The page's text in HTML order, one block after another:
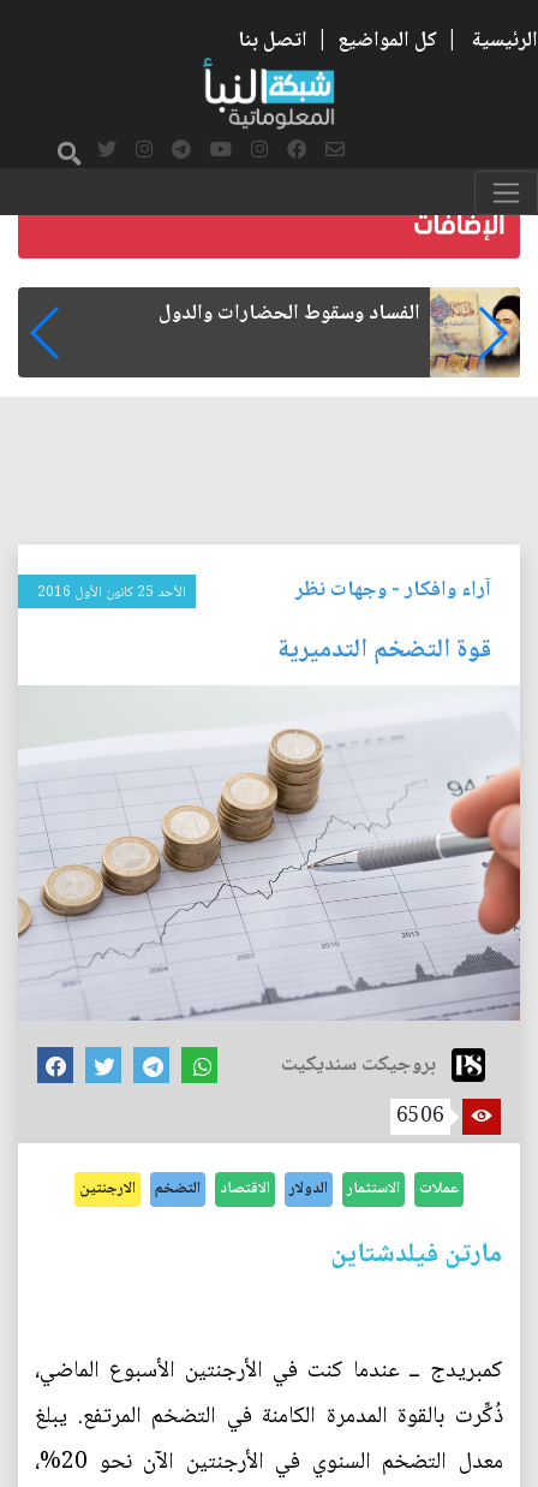
الرئيسية | كل المواضيع | اتصل بنا
رواتب الموظفين على صفيح ساخن
آراء وافكار-وجهات نظر الأحد 25 كانون الأول 2016
قوة التضخم التدميرية
بروجيكت سنديكيت
6506
عملات الاستثمار الدولار الاقتصاد التضخم الارجنتين
مارتن فيلدشتاين
كمبريدج ــ عندما كنت في الأرجنتين الأسبوع الماضي،
ذُكِّرت بالقوة المدمرة الكامنة في التضخم المرتفع. يبلغ
معدل التضخم السنوي في الأرجنتين الآن نحو 20%،